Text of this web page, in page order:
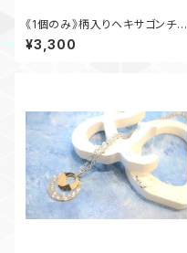
《1個のみ》柄入りヘキサゴンチェ
ーンネックレス
¥3,300